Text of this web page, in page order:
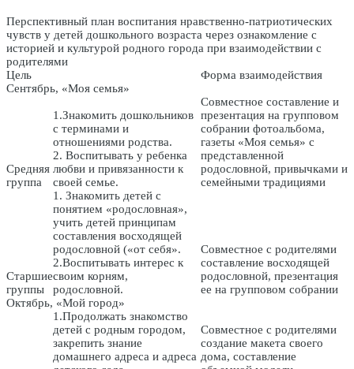
Перспективный план воспитания нравственно-патриотических
чувств у детей дошкольного возраста через ознакомление с
историей и культурой родного города при взаимодействии с
родителями
Цель
Форма взаимодействия
Сентябрь, «Моя семья»
Средняя
группа
1.Знакомить дошкольников
с терминами и
отношениями родства.
2. Воспитывать у ребенка
любви и привязанности к
своей семье.
Совместное составление и
презентация на групповом
собрании фотоальбома,
газеты «Моя семья» с
представленной
родословной, привычками и
семейными традициями
Старшие
группы
1. Знакомить детей с
понятием «родословная»,
учить детей принципам
составления восходящей
родословной («от себя».
2.Воспитывать интерес к
своим корням,
родословной.
Совместное с родителями
составление восходящей
родословной, презентация
ее на групповом собрании
Октябрь, «Мой город»
1.Продолжать знакомство
детей с родным городом,
закрепить знание
домашнего адреса и адреса
Совместное с родителями
создание макета своего
дома, составление